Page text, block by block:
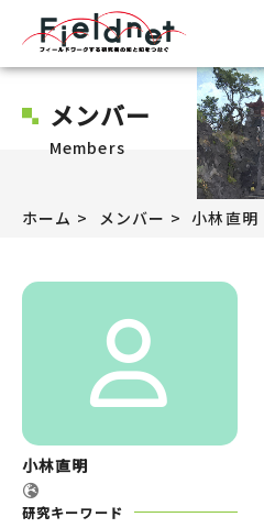
メンバー
Members
ホーム メンバー 小林直明
小林直明
研究キーワード